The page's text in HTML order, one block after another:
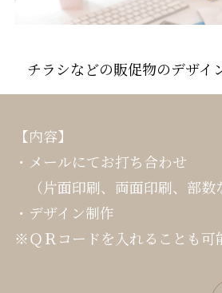
チラシなどの販促物のデザイ
【内容】
・メールにてお打ち合わせ
（片面印刷、両面印刷、部数
・デザイン制作
※ＱＲコードを入れることも可